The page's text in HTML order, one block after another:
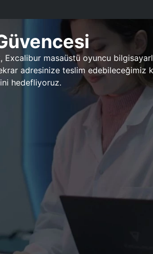
masaüstü oyuncu
adresinize teslim edebileceğimiz
hedefliyoruz.